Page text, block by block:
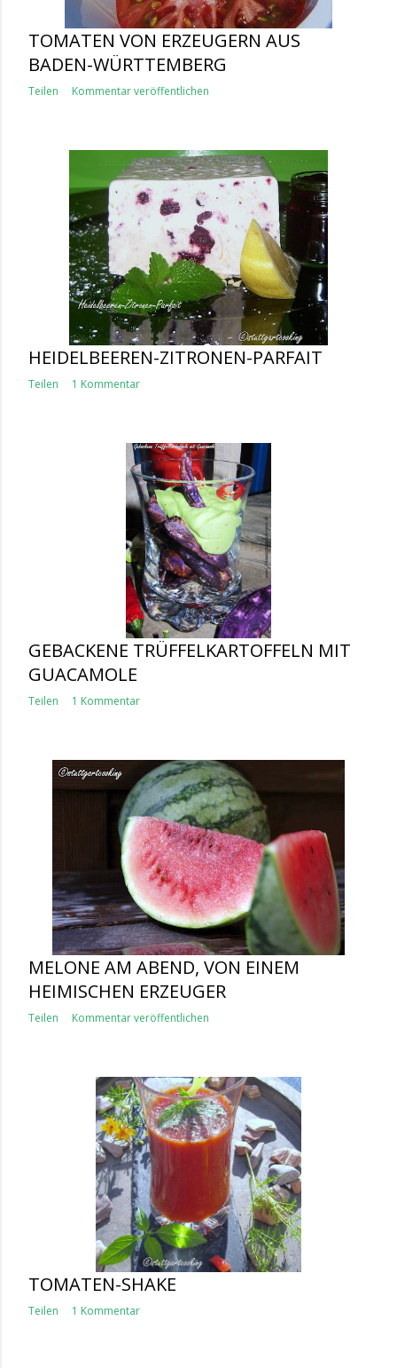
TOMATEN VON ERZEUGERN AUS
BADEN-WÜRTTEMBERG
Teilen Kommentar veröffentlichen
HEIDELBEEREN-ZITRONEN-PARFAIT
Teilen 1 Kommentar
GEBACKENE TRÜFFELKARTOFFELN MIT
GUACAMOLE
Teilen 1 Kommentar
MELONE AM ABEND, VON EINEM
HEIMISCHEN ERZEUGER
Teilen Kommentar veröffentlichen
TOMATEN-SHAKE
Teilen 1 Kommentar